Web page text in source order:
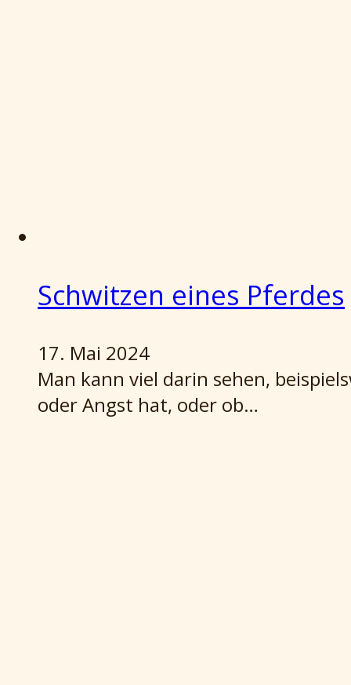
Schwitzen eines Pferdes
17. Mai 2024
Man kann viel darin sehen,
oder Angst hat, oder ob…